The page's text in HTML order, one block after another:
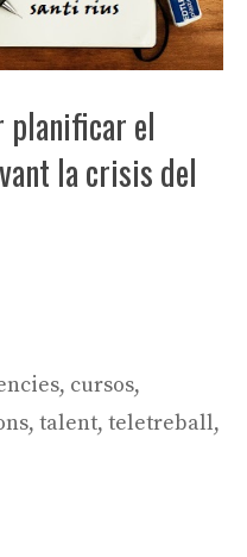
planificar el
la crisis del
, cursos,
, talent, teletreball,